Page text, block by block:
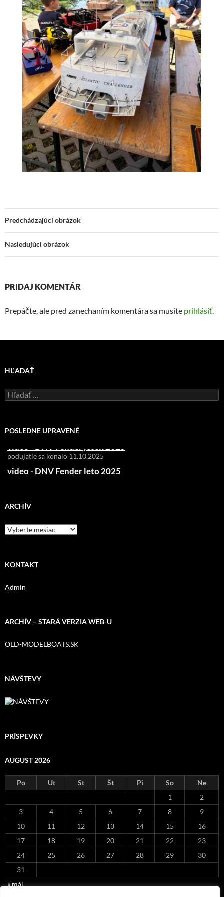
Predchádzajúci obrázok
Nasledujúci obrázok
PRIDAJ KOMENTÁR
Prepáčte, ale pred zanechaním komentára sa musíte prihlásiť.
HĽADAŤ
Hľadať:
POSLEDNE UPRAVENÉ
R!SK-F1
test prebehol 11.10.2025
podujatie sa konalo 11.10.2025
video - DNV Fender leto 2025
ARCHÍV
Archív
KONTAKT
Admin
ARCHÍV – STARÁ VERZIA WEB-U
OLD-MODELBOATS.SK
NÁVŠTEVY
PRÍSPEVKY
AUGUST 2026
Po Ut St Št Pi So
Ne
1
2
3
4 5 6 7 8
9
10
11 12 13 14 15
16
17
18 19 20 21 22
23
24
25 26 27 28 29
30
31
« máj